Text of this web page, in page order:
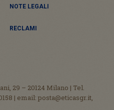
NOTE LEGALI
RECLAMI
29 – 20124 Milano | Tel.
| email: posta@eticasgr.it,